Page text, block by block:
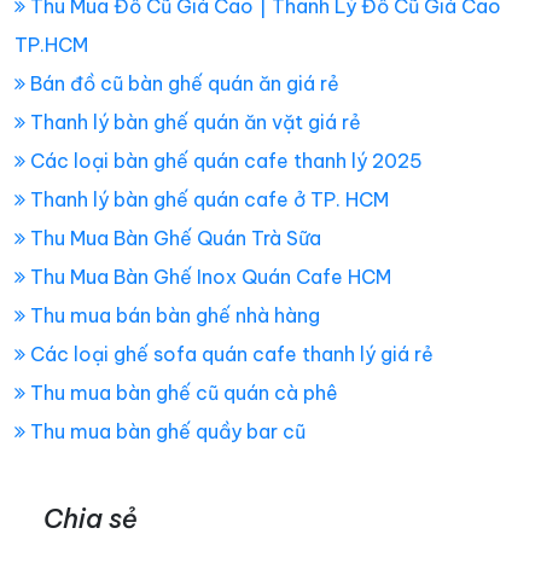
Thu Mua Đồ Cũ Giá Cao | Thanh Lý Đồ Cũ Giá Cao
TP.HCM
Bán đồ cũ bàn ghế quán ăn giá rẻ
Thanh lý bàn ghế quán ăn vặt giá rẻ
Các loại bàn ghế quán cafe thanh lý 2025
Thanh lý bàn ghế quán cafe ở TP. HCM
Thu Mua Bàn Ghế Quán Trà Sữa
Thu Mua Bàn Ghế Inox Quán Cafe HCM
Thu mua bán bàn ghế nhà hàng
Các loại ghế sofa quán cafe thanh lý giá rẻ
Thu mua bàn ghế cũ quán cà phê
Thu mua bàn ghế quầy bar cũ
Chia sẻ